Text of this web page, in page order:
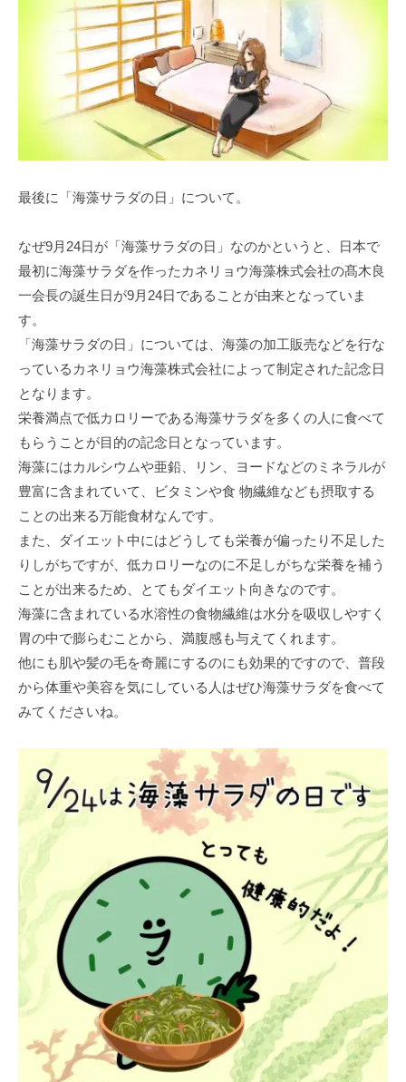
最後に「海藻サラダの日」について。
なぜ9月24日が「海藻サラダの日」なのかというと、日本で
最初に海藻サラダを作ったカネリョウ海藻株式会社の髙木良
一会長の誕生日が9月24日であることが由来となっていま
す。
「海藻サラダの日」については、海藻の加工販売などを行な
っているカネリョウ海藻株式会社によって制定された記念日
となります。
栄養満点で低カロリーである海藻サラダを多くの人に食べて
もらうことが目的の記念日となっています。
海藻にはカルシウムや亜鉛、リン、ヨードなどのミネラルが
豊富に含まれていて、ビタミンや食 物繊維なども摂取する
ことの出来る万能食材なんです。
また、ダイエット中にはどうしても栄養が偏ったり不足した
りしがちですが、低カロリーなのに不足しがちな栄養を補う
ことが出来るため、とてもダイエット向きなのです。
海藻に含まれている水溶性の食物繊維は水分を吸収しやすく
胃の中で膨らむことから、満腹感も与えてくれます。
他にも肌や髪の毛を奇麗にするのにも効果的ですので、普段
から体重や美容を気にしている人はぜひ海藻サラダを食べて
みてくださいね。